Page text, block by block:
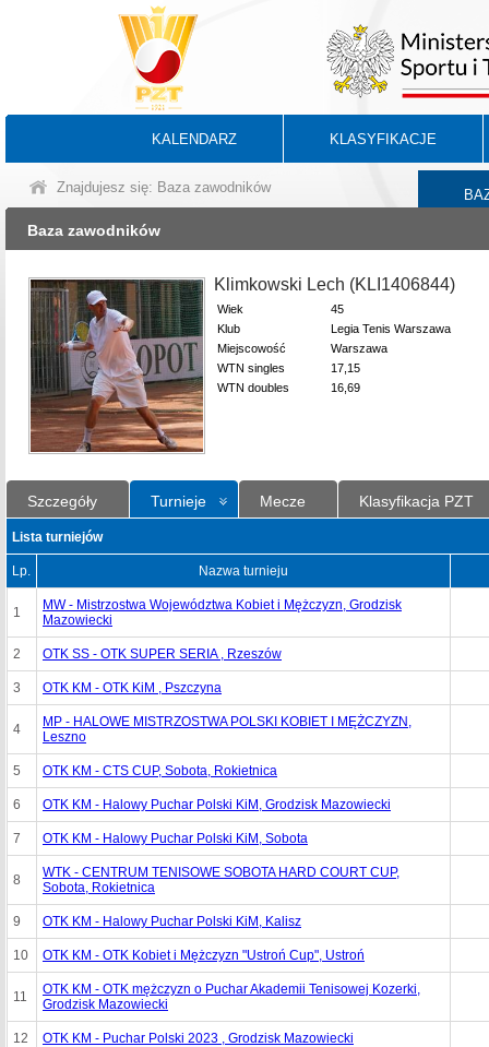
KALENDARZ KLASYFIKACJE
Znajdujesz się: Baza zawodników
Baza zawodników
Klimkowski Lech (KLI1406844)
Wiek
45
Klub
Legia Tenis Warszawa
Miejscowość
Warszawa
WTN singles
17,15
WTN doubles
16,69
Szczegóły Turnieje Mecze Klasyfikacja PZT
Lista turniejów
Lp. Nazwa turnieju
1
MW - Mistrzostwa Województwa Kobiet i Mężczyzn, Grodzisk
Mazowiecki
2 OTK SS - OTK SUPER SERIA , Rzeszów
3 OTK KM - OTK KiM , Pszczyna
4
MP - HALOWE MISTRZOSTWA POLSKI KOBIET I MĘŻCZYZN,
Leszno
5 OTK KM - CTS CUP, Sobota, Rokietnica
6 OTK KM - Halowy Puchar Polski KiM, Grodzisk Mazowiecki
7 OTK KM - Halowy Puchar Polski KiM, Sobota
8
WTK - CENTRUM TENISOWE SOBOTA HARD COURT CUP,
Sobota, Rokietnica
9 OTK KM - Halowy Puchar Polski KiM, Kalisz
10 OTK KM - OTK Kobiet i Mężczyzn "Ustroń Cup", Ustroń
11
OTK KM - OTK mężczyzn o Puchar Akademii Tenisowej Kozerki,
Grodzisk Mazowiecki
12 OTK KM - Puchar Polski 2023 , Grodzisk Mazowiecki